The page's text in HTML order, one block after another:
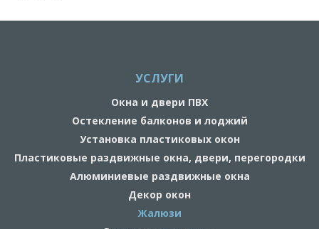
УСЛУГИ
Окна и двери ПВХ
Остекление балконов и лоджий
Установка пластиковых окон
Пластиковые раздвижные окна, двери, перегородки
Алюминиевые раздвижные окна
Декор окон
Жалюзи